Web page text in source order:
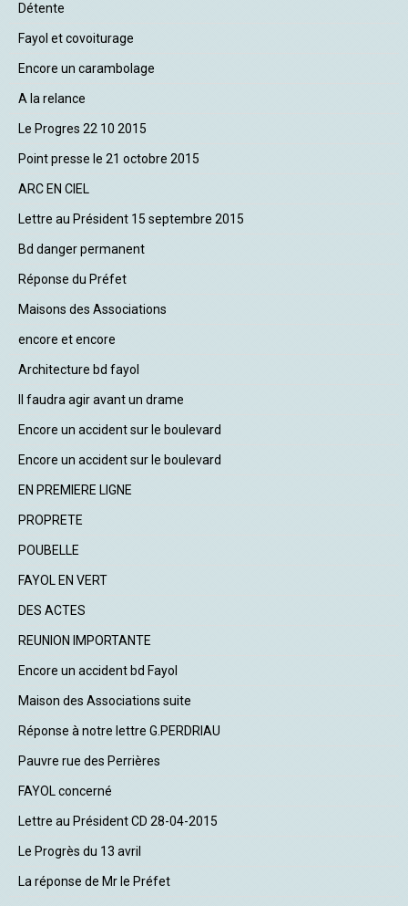
Détente
Fayol et covoiturage
Encore un carambolage
A la relance
Le Progres 22 10 2015
Point presse le 21 octobre 2015
ARC EN CIEL
Lettre au Président 15 septembre 2015
Bd danger permanent
Réponse du Préfet
Maisons des Associations
encore et encore
Architecture bd fayol
Il faudra agir avant un drame
Encore un accident sur le boulevard
Encore un accident sur le boulevard
EN PREMIERE LIGNE
PROPRETE
POUBELLE
FAYOL EN VERT
DES ACTES
REUNION IMPORTANTE
Encore un accident bd Fayol
Maison des Associations suite
Réponse à notre lettre G.PERDRIAU
Pauvre rue des Perrières
FAYOL concerné
Lettre au Président CD 28-04-2015
Le Progrès du 13 avril
La réponse de Mr le Préfet